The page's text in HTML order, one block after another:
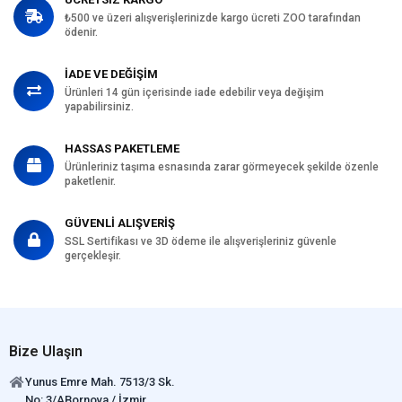
Sodyum 32 %
Klorid 50 %
Magnezyum 12 %
Demir 170 mg/kg
Çinko 175 mg/kg
Manganez 13 mg/kg
İodin 8 mg/kg
Selenyum 64 mg/kg
Treonin 22 %
Metionin 62 %
Fenilalanin 37 %
Tripitofan 31 %
₺500 ve üzeri alışverişlerinizde kargo ücreti ZOO tarafından
ödenir.
İADE VE DEĞİŞİM
Ürünleri 14 gün içerisinde iade edebilir veya değişim
yapabilirsiniz.
HASSAS PAKETLEME
Ürünleriniz taşıma esnasında zarar görmeyecek şekilde özenle
paketlenir.
GÜVENLİ ALIŞVERİŞ
SSL Sertifikası ve 3D ödeme ile alışverişleriniz güvenle
gerçekleşir.
Bize Ulaşın
Yunus Emre Mah. 7513/3 Sk.